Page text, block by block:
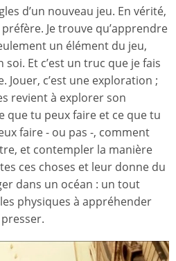
d’un nouveau jeu. En vérité,
Je trouve qu’apprendre
un élément du jeu,
soi. Et c’est un truc que je fais
Jouer, c’est une exploration ;
revient à explorer son
que tu peux faire et ce que tu
faire - ou pas -, comment
et contempler la manière
ces choses et leur donne du
dans un océan : un tout
physiques à appréhender